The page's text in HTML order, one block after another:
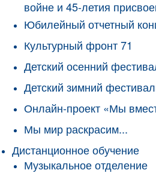
войне и 45-летия
Юбилейный отчетный
Культурный фронт 71
Детский осенний
Детский зимний
Онлайн-проект «Мы
Мы мир раскрасим...
Дистанционное обучение
Музыкальное отделение